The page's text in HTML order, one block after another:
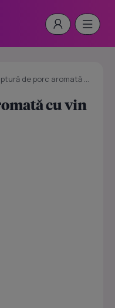
de porc aromată cu vin și usturoi
cu vin